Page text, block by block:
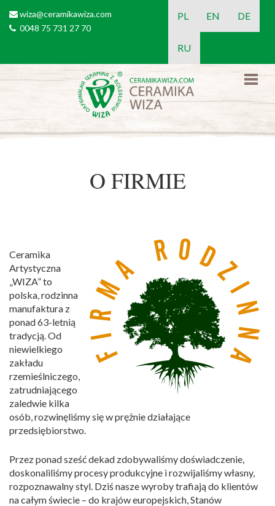
email
wiza@ceramikawiza.com
tel0048 75 731 27 70
PL EN DE
RU
O FIRMIE
Ceramika
Artystyczna
„WIZA” to
polska, rodzinna
manufaktura z
ponad 63-letnią
tradycją. Od
niewielkiego
zakładu
rzemieślniczego,
zatrudniającego
zaledwie kilka
osób, rozwinęliśmy się w prężnie działające
przedsiębiorstwo.
Przez ponad sześć dekad zdobywaliśmy doświadczenie,
doskonaliliśmy procesy produkcyjne i rozwijaliśmy własny,
rozpoznawalny styl. Dziś nasze wyroby trafiają do klientów
na całym świecie – do krajów europejskich, Stanów